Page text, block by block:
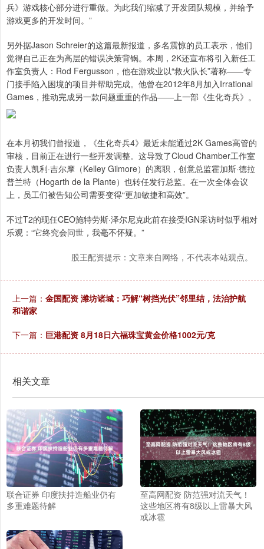
兵》游戏核心部分进行重做。为此我们缩减了开发团队规模，并给予
游戏更多的开发时间。”
另外据Jason Schreier的这篇最新报道，多名震惊的员工表示，他们
觉得自己正在为高层的错误决策背锅。本周，2K还宣布将引入新任工
作室负责人：Rod Fergusson，他在游戏业以“救火队长”著称——专
门接手陷入困境的项目并帮助完成。他曾在2012年8月加入Irrational
Games，推动完成另一款问题重重的作品——上一部《生化奇兵》。
在本月初我们曾报道，《生化奇兵4》最近未能通过2K Games高管的
审核，目前正在进行一些开发调整。这导致了Cloud Chamber工作室
负责人凯利·吉尔摩（Kelley Gilmore）的离职，创意总监霍加斯·德拉
普兰特（Hogarth de la Plante）也转任发行总监。在一次全体会议
上，员工们被告知公司需要变得“更加敏捷和高效”。
不过T2的现任CEO施特劳斯·泽尔尼克此前在接受IGN采访时似乎相对
乐观：“它终究会问世，我毫不怀疑。”
股王配资提示：文章来自网络，不代表本站观点。
上一篇： 金国配资 潍坊诸城：巧解“树挡光伏”邻里结，法治护航
和谐家
下一篇： 巨港配资 8月18日六福珠宝黄金价格1002元/克
相关文章
联合证券 印度扶持造船业仍有
多重难题待解
至高网配资 防范强对流天气！
这些地区将有8级以上雷暴大风
或冰雹